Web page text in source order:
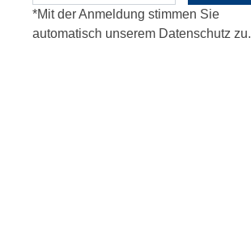
*Mit der Anmeldung stimmen Sie
automatisch unserem Datenschutz zu.